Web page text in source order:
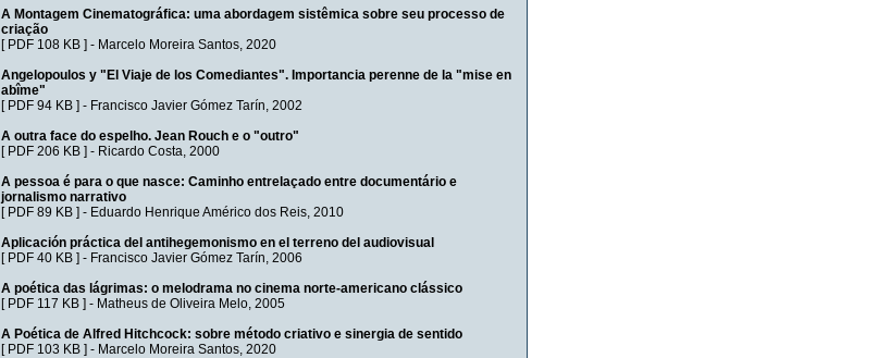
A Montagem Cinematográfica: uma abordagem sistêmica sobre seu processo de
criação
[ PDF 108 KB] - Marcelo Moreira Santos, 2020
Angelopoulos y "El Viaje de los Comediantes". Importancia perenne de la "mise en
abîme"
[ PDF 94 KB] - Francisco Javier Gómez Tarín, 2002
A outra face do espelho. Jean Rouch e o "outro"
[ PDF 206 KB] - Ricardo Costa, 2000
A pessoa é para o que nasce: Caminho entrelaçado entre documentário e
jornalismo narrativo
[ PDF 89 KB] - Eduardo Henrique Américo dos Reis, 2010
Aplicación práctica del antihegemonismo en el terreno del audiovisual
[ PDF 40 KB] - Francisco Javier Gómez Tarín, 2006
A poética das lágrimas: o melodrama no cinema norte-americano clássico
[ PDF 117 KB] - Matheus de Oliveira Melo, 2005
A Poética de Alfred Hitchcock: sobre método criativo e sinergia de sentido
[ PDF 103 KB] - Marcelo Moreira Santos, 2020